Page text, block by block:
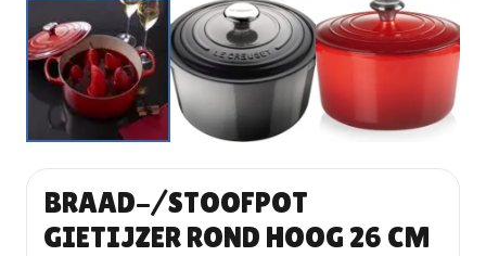
BRAAD-/STOOFPOT
GIETIJZER ROND HOOG 26 CM